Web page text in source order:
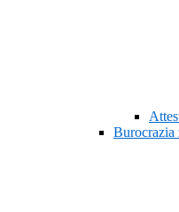
Burocrazia